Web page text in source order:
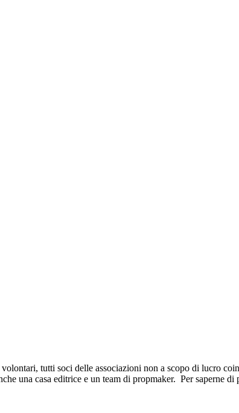
tutti soci delle associazioni non a scopo di lucro
una casa editrice e un team di propmaker. Per saperne di